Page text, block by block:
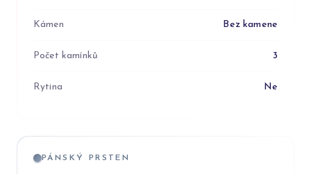
Kámen Bez kamene
Počet kamínků 3
Rytina Ne
PÁNSKÝ PRSTEN